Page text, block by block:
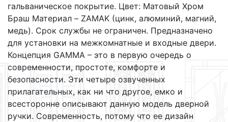
гальваническое покрытие. Цвет: Матовый Хром
Браш Материал – ZAMAK (цинк, алюминий, магний,
медь). Срок службы не ограничен. Предназначено
для установки на межкомнатные и входные двери.
Концепция GAMMA – это в первую очередь о
современности, простоте, комфорте и
безопасности. Эти четыре озвученных
прилагательных, как ни что другое, емко и
всесторонне описывают данную модель дверной
ручки. Современность, потому что ее дизайн